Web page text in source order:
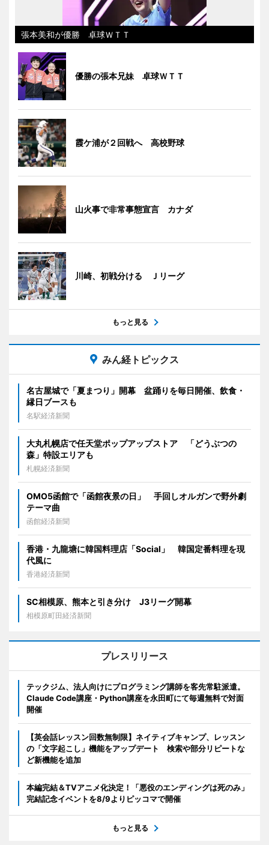
張本美和が優勝 卓球ＷＴＴ
優勝の張本兄妹 卓球ＷＴＴ
霞ケ浦が２回戦へ 高校野球
山火事で非常事態宣言 カナダ
川崎、初戦分ける Ｊリーグ
もっと見る
みん経トピックス
名古屋城で「夏まつり」開幕 盆踊りを毎日開催、飲食・
縁日ブースも
名駅経済新聞
大丸札幌店で任天堂ポップアップストア 「どうぶつの
森」特設エリアも
札幌経済新聞
OMO5函館で「函館夜景の日」 手回しオルガンで野外劇
テーマ曲
函館経済新聞
香港・九龍塘に韓国料理店「Social」 韓国定番料理を現
代風に
香港経済新聞
SC相模原、熊本と引き分け J3リーグ開幕
相模原町田経済新聞
プレスリリース
テックジム、法人向けにプログラミング講師を客先常駐派遣。
Claude Code講座・Python講座を永田町にて毎週無料で対面
開催
【英会話レッスン回数無制限】ネイティブキャンプ、レッスン
の「文字起こし」機能をアップデート 検索や部分リピートな
ど新機能を追加
本編完結＆TVアニメ化決定！「悪役のエンディングは死のみ」
完結記念イベントを8/9よりピッコマで開催
もっと見る